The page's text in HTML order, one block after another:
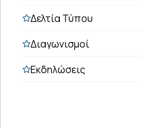
Δελτία Τύπου
Διαγωνισμοί
Εκδηλώσεις